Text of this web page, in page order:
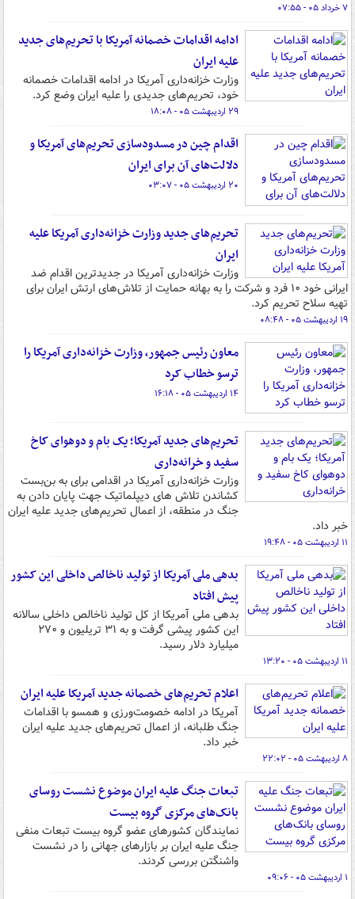
۷ خرداد ۰۵ - ۰۷:۵۵
ادامه اقدامات خصمانه آمریکا با تحریم‌های جدید
علیه ایران
وزارت خزانه‌داری آمریکا در ادامه اقدامات خصمانه
خود، تحریم‌های جدیدی را علیه ایران وضع کرد.
۲۹ اردیبهشت ۰۵ - ۱۸:۰۸
اقدام چین در مسدودسازی تحریم‌های آمریکا و
دلالت‌های آن برای ایران
۲۰ اردیبهشت ۰۵ - ۰۳:۰۷
تحریم‌های جدید وزارت خزانه‌داری آمریکا علیه
ایران
وزارت خزانه‌داری آمریکا در جدیدترین اقدام ضد
ایرانی خود ۱۰ فرد و شرکت را به بهانه حمایت از تلاش‌های ارتش ایران برای
تهیه سلاح تحریم کرد.
۱۹ اردیبهشت ۰۵ - ۰۸:۴۸
معاون رئیس جمهور، وزارت خزانه‌داری آمریکا را
ترسو خطاب کرد
۱۴ اردیبهشت ۰۵ - ۱۶:۱۸
تحریم‌های جدید آمریکا؛ یک بام و دوهوای کاخ
سفید و خرانه‌داری
وزارت خزانه‌داری آمریکا در اقدامی برای به بن‌بست
کشاندن تلاش های دیپلماتیک جهت پایان دادن به
جنگ در منطقه، از اعمال تحریم‌های جدید علیه ایران
خبر داد.
۱۱ اردیبهشت ۰۵ - ۱۹:۴۸
بدهی ملی آمریکا از تولید ناخالص داخلی این کشور
پیش افتاد
بدهی ملی آمریکا از کل تولید ناخالص داخلی سالانه
این کشور پیشی گرفت و به ۳۱ تریلیون و ۲۷۰
میلیارد دلار رسید.
۱۱ اردیبهشت ۰۵ - ۱۳:۲۰
اعلام تحریم‌های خصمانه جدید آمریکا علیه ایران
آمریکا در ادامه خصومت‌ورزی و همسو با اقدامات
جنگ طلبانه، از اعمال تحریم‌های جدید علیه ایران
خبر داد.
۸ اردیبهشت ۰۵ - ۲۲:۰۲
تبعات جنگ علیه ایران موضوع نشست روسای
بانک‌های مرکزی گروه بیست
نمایندگان کشورهای عضو گروه بیست تبعات منفی
جنگ علیه ایران بر بازارهای جهانی را در نشست
واشنگتن بررسی کردند.
۱ اردیبهشت ۰۵ - ۰۹:۰۶